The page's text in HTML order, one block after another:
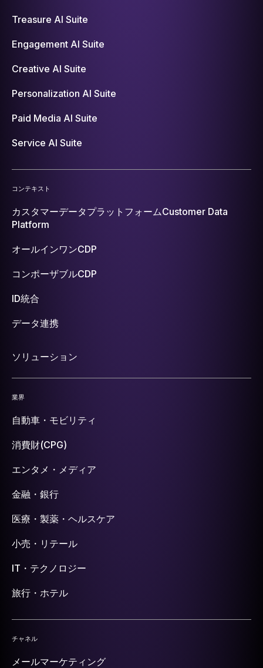
Treasure AI Suite
Engagement AI Suite
Creative AI Suite
Personalization AI Suite
Paid Media AI Suite
Service AI Suite
コンテキスト
カスタマーデータプラットフォームCustomer Data
Platform
オールインワンCDP
コンポーザブルCDP
ID統合
データ連携
ソリューション
業界
自動車・モビリティ
消費財(CPG)
エンタメ・メディア
金融・銀行
医療・製薬・ヘルスケア
小売・リテール
IT・テクノロジー
旅行・ホテル
チャネル
メールマーケティング